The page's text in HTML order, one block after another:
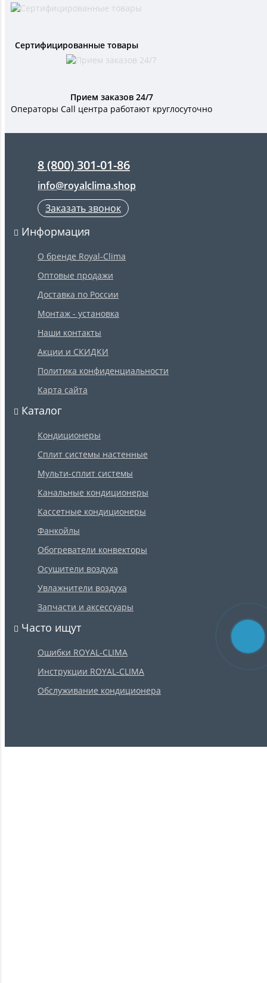
Сертифицированные товары
Прием заказов 24/7
Операторы Call центра работают круглосуточно
8 (800) 301-01-86
info@royalclima.shop
Заказать звонок
Информация
О бренде Royal-Clima
Оптовые продажи
Доставка по России
Монтаж - установка
Наши контакты
Акции и СКИДКИ
Политика конфиденциальности
Карта сайта
Каталог
Кондиционеры
Сплит системы настенные
Мульти-сплит системы
Канальные кондиционеры
Кассетные кондиционеры
Фанкойлы
Обогреватели конвекторы
Осушители воздуха
Увлажнители воздуха
Запчасти и аксессуары
Часто ищут
Ошибки ROYAL-CLIMA
Инструкции ROYAL-CLIMA
Обслуживание кондиционера